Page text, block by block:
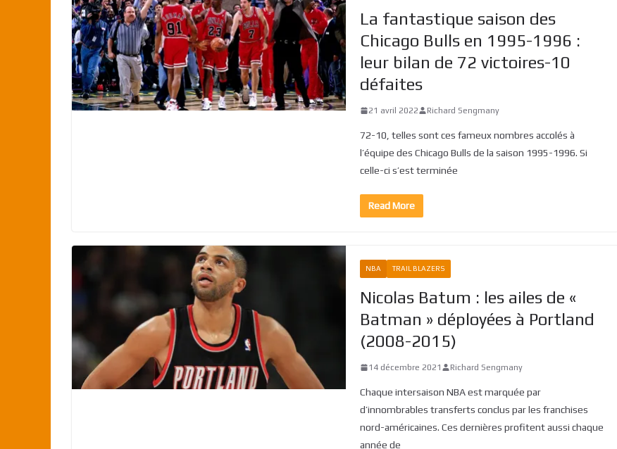
La fantastique saison des
Chicago Bulls en 1995-1996 :
leur bilan de 72 victoires-10
défaites
21 avril 2022 Richard Sengmany
72-10, telles sont ces fameux nombres accolés à
l’équipe des Chicago Bulls de la saison 1995-1996. Si
celle-ci s’est terminée
Read More
NBA TRAIL BLAZERS
Nicolas Batum : les ailes de «
Batman » déployées à Portland
(2008-2015)
14 décembre 2021 Richard Sengmany
Chaque intersaison NBA est marquée par
d’innombrables transferts conclus par les franchises
nord-américaines. Ces dernières profitent aussi chaque
année de